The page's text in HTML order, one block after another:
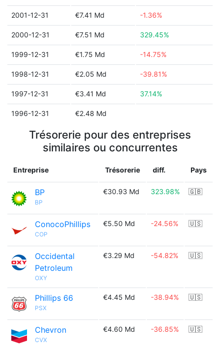
2001-12-31 €7.41 Md -1.36%
2000-12-31 €7.51 Md 329.45%
1999-12-31 €1.75 Md -14.75%
1998-12-31 €2.05 Md -39.81%
1997-12-31 €3.41 Md 37.14%
1996-12-31 €2.48 Md
Trésorerie pour des entreprises
similaires ou concurrentes
Entreprise Trésorerie diff. Pays
BP
BP
€30.93 Md 323.98% 🇬🇧
ConocoPhillips
COP
€5.50 Md -24.56% 🇺🇸
Occidental
Petroleum
OXY
€3.29 Md -54.82% 🇺🇸
Phillips 66
PSX
€4.45 Md -38.94% 🇺🇸
Chevron
CVX
€4.60 Md -36.85% 🇺🇸